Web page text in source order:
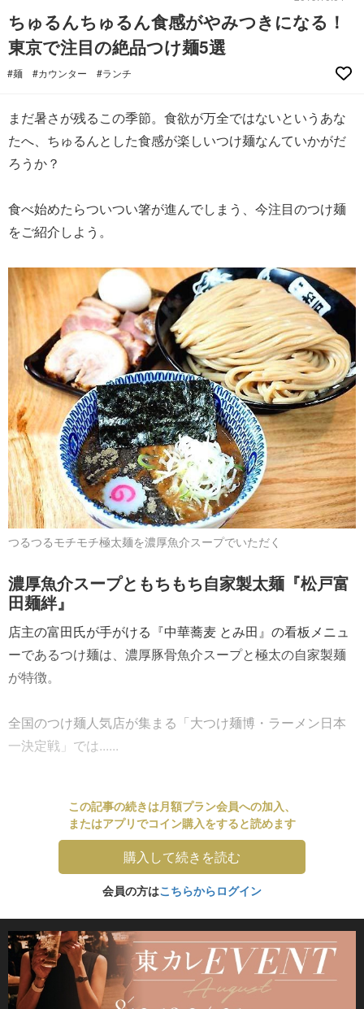
ちゅるんちゅるん食感がやみつきになる！
東京で注目の絶品つけ麺5選
#麺 #カウンター #ランチ
まだ暑さが残るこの季節。食欲が万全ではないというあな
たへ、ちゅるんとした食感が楽しいつけ麺なんていかがだ
ろうか？
食べ始めたらついつい箸が進んでしまう、今注目のつけ麺
をご紹介しよう。
つるつるモチモチ極太麺を濃厚魚介スープでいただく
濃厚魚介スープともちもち自家製太麺『松戸富
田麺絆』
店主の富田氏が手がける『中華蕎麦 とみ田』の看板メニュ
ーであるつけ麺は、濃厚豚骨魚介スープと極太の自家製麺
が特徴。
全国のつけ麺人気店が集まる「大つけ麺博・ラーメン日本
一決定戦」では......
この記事の続きは月額プラン会員への加入、
またはアプリでコイン購入をすると読めます
購入して続きを読む
会員の方はこちらからログイン